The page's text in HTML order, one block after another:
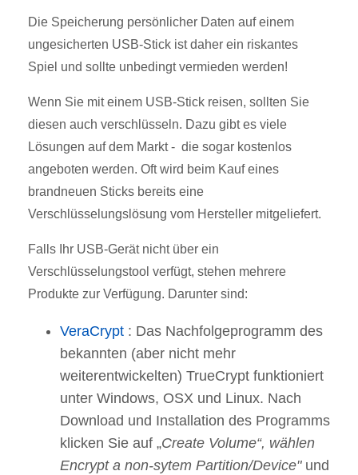
Die Speicherung persönlicher Daten auf einem
ungesicherten USB-Stick ist daher ein riskantes
Spiel und sollte unbedingt vermieden werden!
Wenn Sie mit einem USB-Stick reisen, sollten Sie
diesen auch verschlüsseln. Dazu gibt es viele
Lösungen auf dem Markt - die sogar kostenlos
angeboten werden. Oft wird beim Kauf eines
brandneuen Sticks bereits eine
Verschlüsselungslösung vom Hersteller mitgeliefert.
Falls Ihr USB-Gerät nicht über ein
Verschlüsselungstool verfügt, stehen mehrere
Produkte zur Verfügung. Darunter sind:
VeraCrypt : Das Nachfolgeprogramm des
bekannten (aber nicht mehr
weiterentwickelten) TrueCrypt funktioniert
unter Windows, OSX und Linux. Nach
Download und Installation des Programms
klicken Sie auf „Create Volume“, wählen
Encrypt a non-sytem Partition/Device" und